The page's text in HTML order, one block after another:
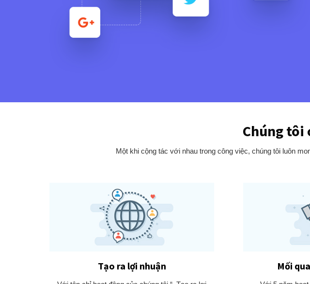
Chúng tôi
Một khi cộng tác với nhau trong công việc, chúng tôi luôn
Tạo ra lợi nhuận Mối